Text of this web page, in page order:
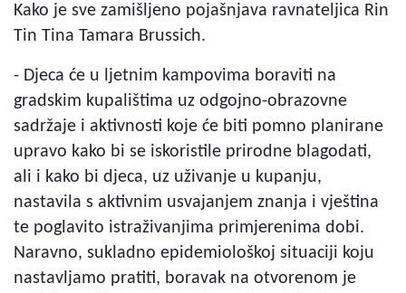
Kako je sve zamišljeno pojašnjava ravnateljica Rin
Tin Tina Tamara Brussich.
- Djeca će u ljetnim kampovima boraviti na
gradskim kupalištima uz odgojno-obrazovne
sadržaje i aktivnosti koje će biti pomno planirane
upravo kako bi se iskoristile prirodne blagodati,
ali i kako bi djeca, uz uživanje u kupanju,
nastavila s aktivnim usvajanjem znanja i vještina
te poglavito istraživanjima primjerenima dobi.
Naravno, sukladno epidemiološkoj situaciji koju
nastavljamo pratiti, boravak na otvorenom je